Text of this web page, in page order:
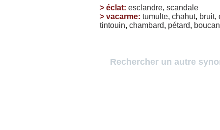
> éclat: esclandre, scandale
> vacarme: tumulte, chahut, bruit,
tintouin, chambard, pétard, boucan
Rechercher un autre